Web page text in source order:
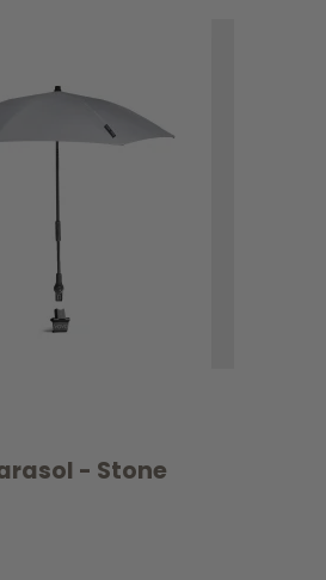
- Stone